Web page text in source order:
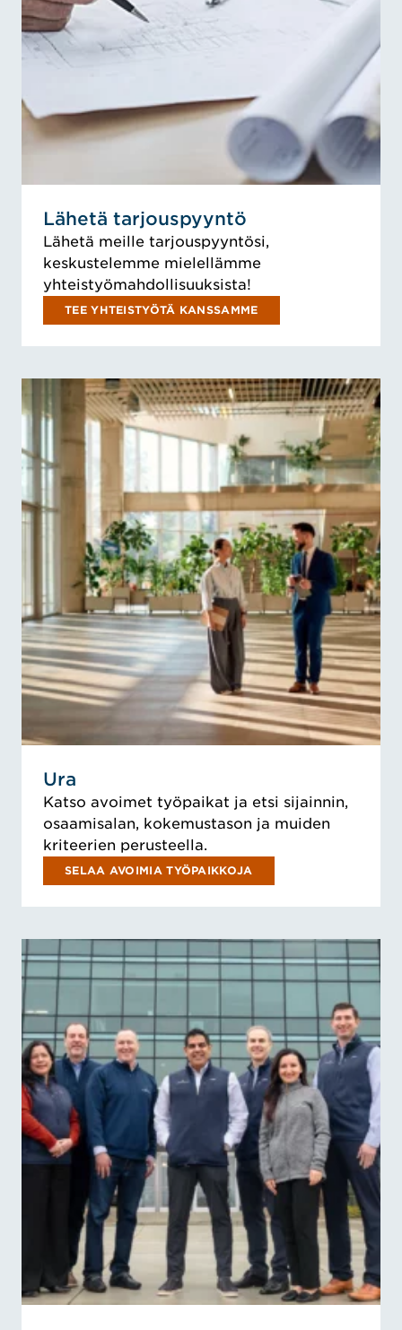
Lähetä tarjouspyyntö
Lähetä meille tarjouspyyntösi,
keskustelemme mielellämme
yhteistyömahdollisuuksista!
TEE YHTEISTYÖTÄ KANSSAMME
Ura
Katso avoimet työpaikat ja etsi sijainnin,
osaamisalan, kokemustason ja muiden
kriteerien perusteella.
SELAA AVOIMIA TYÖPAIKKOJA